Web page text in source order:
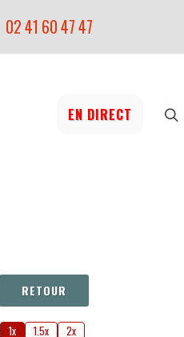
02 41 60 47 47
EN DIRECT
RETOUR
1x 1.5x 2x